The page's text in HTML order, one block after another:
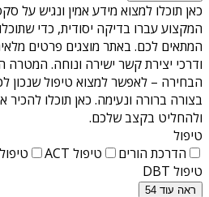
כאן תוכלו למצוא מידע אמין ונגיש על
המקצוע עברו בדיקה יסודית, כדי
המתאים לכם. באתר מוצגים פרטים
ודרכי יצירת קשר ישירה ונוחה.
הבחירה – לאפשר למצוא טיפול שנכון
בצורה ברורה ונעימה. כאן תוכלו להכיר
ולהחליט בקצב שלכם.
טיפול
הדרכת הורים
טיפול ACT טיפול ADHD
טיפול DBT
ראה עוד 54